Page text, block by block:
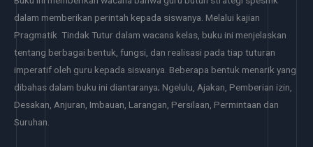
dalam memberikan perintah kepada siswanya. Melalui kajian
Pragmatik Tindak Tutur dalam wacana kelas, buku ini menjelaskan
tentang berbagai bentuk, fungsi, dan realisasi pada tiap tuturan
imperatif oleh guru kepada siswanya. Beberapa bentuk menarik yang
dibahas dalam buku ini diantaranya; Ngelulu, Ajakan, Pemberian izin,
Desakan, Anjuran, Imbauan, Larangan, Persilaan, Permintaan dan
Suruhan.